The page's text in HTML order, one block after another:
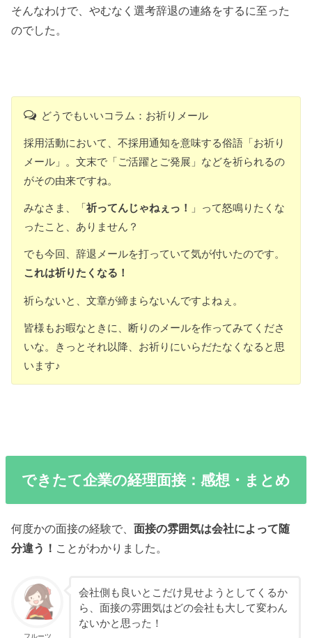
そんなわけで、やむなく選考辞退の連絡をするに至った
のでした。
どうでもいいコラム：お祈りメール
採用活動において、不採用通知を意味する俗語「お祈り
メール」。文末で「ご活躍とご発展」などを祈られるの
がその由来ですね。
みなさま、「祈ってんじゃねぇっ！
」って怒鳴りたくな
ったこと、ありません？
でも今回、辞退メールを打っていて気が付いたのです。
これは祈りたくなる！
祈らないと、文章が締まらないんですよねぇ。
皆様もお暇なときに、断りのメールを作ってみてくださ
いな。きっとそれ以降、お祈りにいらだたなくなると思
います♪
できたて企業の経理面接：感想・まとめ
何度かの面接の経験で、面接の雰囲気は会社によって随
分違う！ ことがわかりました。
フルーツ
会社側も良いとこだけ見せようとしてくるか
ら、面接の雰囲気はどの会社も大して変わん
ないかと思った！